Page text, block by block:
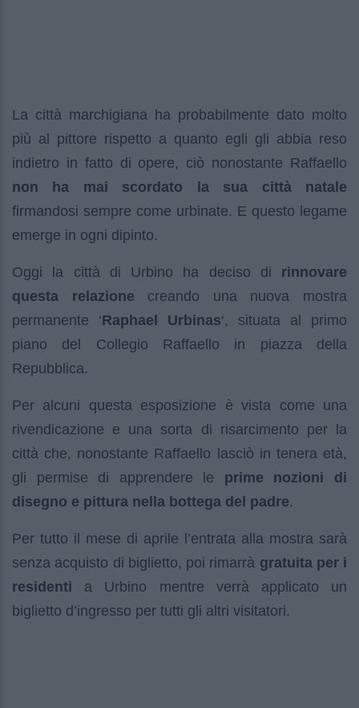
La città marchigiana ha probabilmente dato molto
più al pittore rispetto a quanto egli gli abbia reso
indietro in fatto di opere, ciò nonostante Raffaello
non ha mai scordato la sua città natale
firmandosi sempre come urbinate. E questo legame
emerge in ogni dipinto.
Oggi la città di Urbino ha deciso di rinnovare
questa relazione creando una nuova mostra
permanente ‘Raphael Urbinas‘, situata al primo
piano del Collegio Raffaello in piazza della
Repubblica.
Per alcuni questa esposizione è vista come una
rivendicazione e una sorta di risarcimento per la
città che, nonostante Raffaello lasciò in tenera età,
gli permise di apprendere le prime nozioni di
disegno e pittura nella bottega del padre.
Per tutto il mese di aprile l’entrata alla mostra sarà
senza acquisto di biglietto, poi rimarrà gratuita per i
residenti a Urbino mentre verrà applicato un
biglietto d’ingresso per tutti gli altri visitatori.